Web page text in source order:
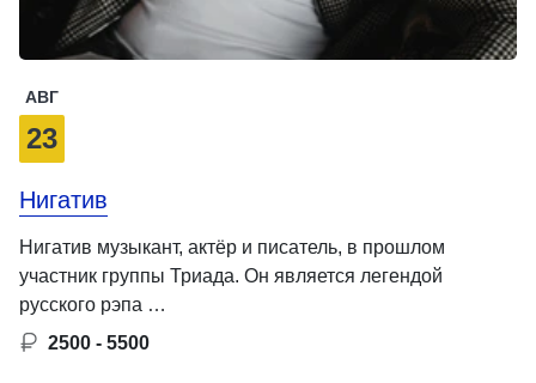
АВГ
23
Нигатив
Нигатив музыкант, актёр и писатель, в прошлом
участник группы Триада. Он является легендой
русского рэпа …
2500 - 5500